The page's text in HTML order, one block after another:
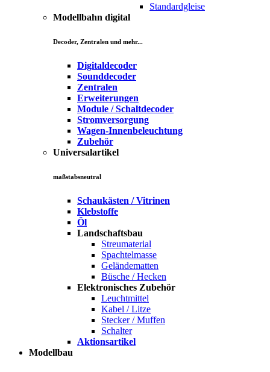
Standardgleise
Modellbahn digital
Decoder, Zentralen und mehr...
Digitaldecoder
Sounddecoder
Zentralen
Erweiterungen
Module / Schaltdecoder
Stromversorgung
Wagen-Innenbeleuchtung
Zubehör
Universalartikel
maßstabsneutral
Schaukästen / Vitrinen
Klebstoffe
Öl
Landschaftsbau
Streumaterial
Spachtelmasse
Geländematten
Büsche / Hecken
Elektronisches Zubehör
Leuchtmittel
Kabel / Litze
Stecker / Muffen
Schalter
Aktionsartikel
Modellbau